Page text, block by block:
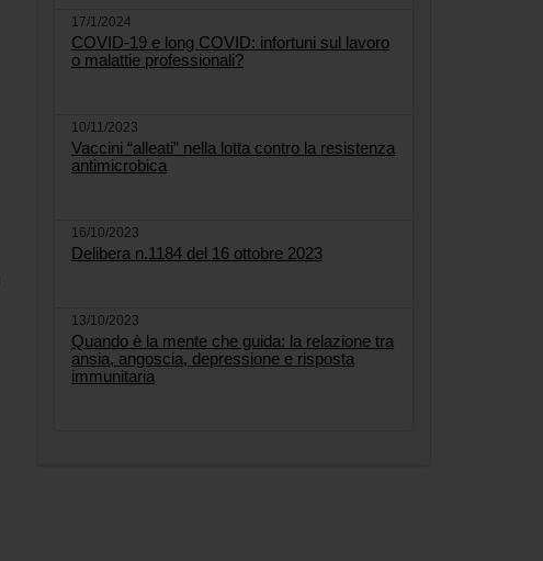
17/1/2024
COVID-19 e long COVID: infortuni sul lavoro
o malattie professionali?
10/11/2023
Vaccini “alleati” nella lotta contro la resistenza
antimicrobica
16/10/2023
Delibera n.1184 del 16 ottobre 2023
13/10/2023
Quando è la mente che guida: la relazione tra
ansia, angoscia, depressione e risposta
immunitaria